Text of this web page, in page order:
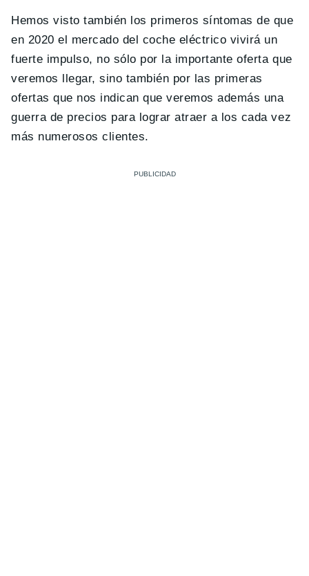
Hemos visto también los primeros síntomas de que
en 2020 el mercado del coche eléctrico vivirá un
fuerte impulso, no sólo por la importante oferta que
veremos llegar, sino también por las primeras
ofertas que nos indican que veremos además una
guerra de precios para lograr atraer a los cada vez
más numerosos clientes.